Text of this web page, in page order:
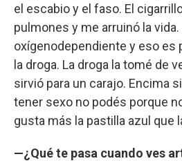
el escabio y el faso. El
pulmones y me arruinó la vida.
oxígenodependiente y eso es
la droga. La droga la tomé de
sirvió para un carajo. Encima
tener sexo no podés porque
gusta más la pastilla azul que
—¿Qué te pasa cuando ves